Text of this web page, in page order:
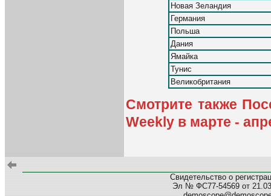
Новая Зеландия
Германия
Польша
Дания
Ямайка
Тунис
Великобритания
Смотрите также
Weekly в марте -
Свидетельство о
Эл № ФС77-54569 от